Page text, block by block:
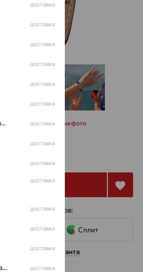
дополнительные фото
Купить
с помощью сервисов:
Сплит
помощь консультанта
доставка
доставка
доставка
доставка
доставка
доставка
Актюбинский, Азнакаевский район доставка
доставка
доставка
доставка
доставка
доставка
доставка
Александровское, Ставропольский край доставка